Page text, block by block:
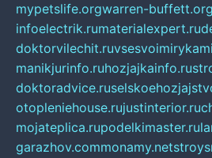
mypetslife.orgwarren-buffett.org
infoelectrik.rumaterialexpert.ru
doktorvilechit.ru
manikjurinfo.ruhozjajkainfo.ru
doktoradvice.ru
otopleniehouse.rujustinterior.ru
mojateplica.rupodelkimaster.ru
garazhov.commonamy.net